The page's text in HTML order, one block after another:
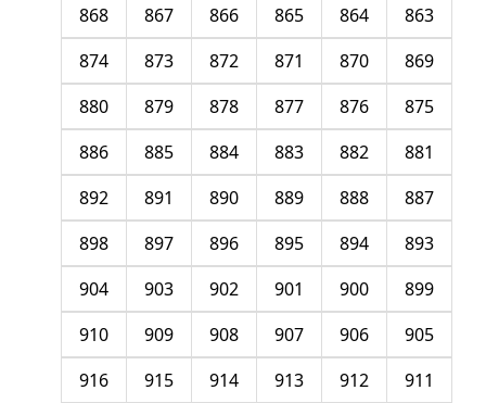
863
864
865
866
867
868
869
870
871
872
873
874
875
876
877
878
879
880
881
882
883
884
885
886
887
888
889
890
891
892
893
894
895
896
897
898
899
900
901
902
903
904
905
906
907
908
909
910
911
912
913
914
915
916